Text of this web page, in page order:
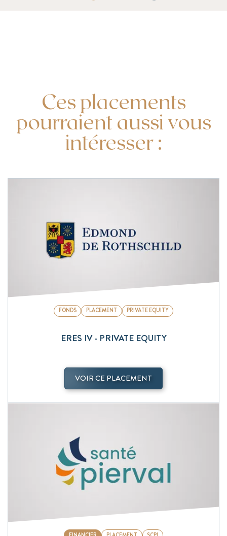
Ces placements
pourraient aussi vous
intéresser :
FONDS PLACEMENT PRIVATE EQUITY
ERES IV - PRIVATE EQUITY
VOIR CE PLACEMENT